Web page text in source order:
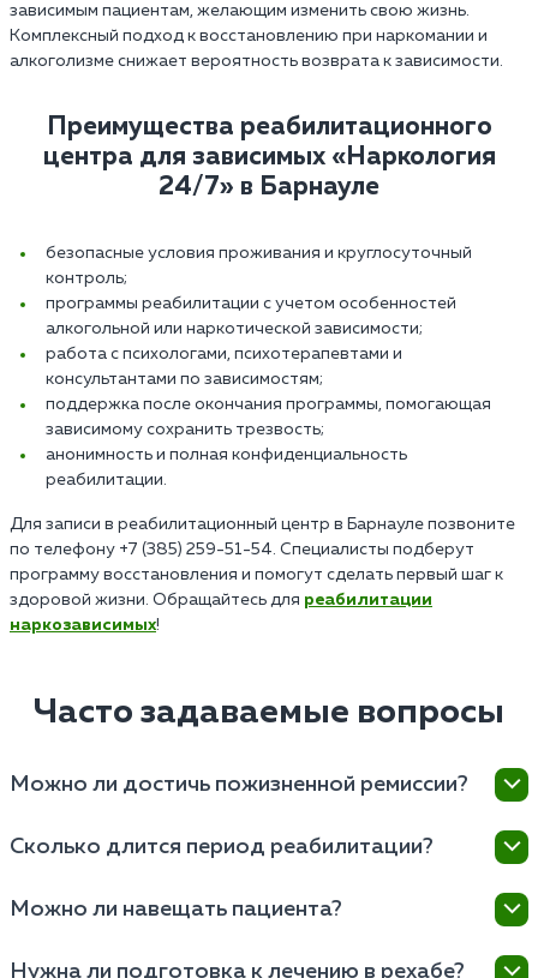
зависимым пациентам, желающим изменить свою жизнь.
Комплексный подход к восстановлению при наркомании и
алкоголизме снижает вероятность возврата к зависимости.
Преимущества реабилитационного
центра для зависимых «Наркология
24/7» в Барнауле‎
безопасные условия проживания и круглосуточный
контроль;
программы реабилитации с учетом особенностей
алкогольной или наркотической зависимости;
работа с психологами, психотерапевтами и
консультантами по зависимостям;
поддержка после окончания программы, помогающая
зависимому сохранить трезвость;
анонимность и полная конфиденциальность
реабилитации.
Для записи в реабилитационный центр в Барнауле позвоните
по телефону +7 (385) 259-51-54. Специалисты подберут
программу восстановления и помогут сделать первый шаг к
здоровой жизни. Обращайтесь для реабилитации
наркозависимых!
Часто задаваемые вопросы
Можно ли достичь пожизненной ремиссии?
множества факторов, включая индивидуальные
мотивацию к выздоровлению и соблюдение
Сколько длится период реабилитации?
нескольких недель до нескольких месяцев, в
психологического состояния пациента. Иногда
Можно ли навещать пациента?
Нужна ли подготовка к лечению в рехабе?